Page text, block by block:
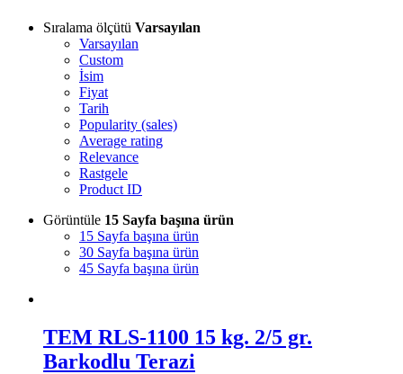
Sıralama ölçütü Varsayılan
Varsayılan
Custom
İsim
Fiyat
Tarih
Popularity (sales)
Average rating
Relevance
Rastgele
Product ID
Görüntüle 15 Sayfa başına ürün
15 Sayfa başına ürün
30 Sayfa başına ürün
45 Sayfa başına ürün
TEM RLS-1100 15 kg. 2/5 gr.
Barkodlu Terazi